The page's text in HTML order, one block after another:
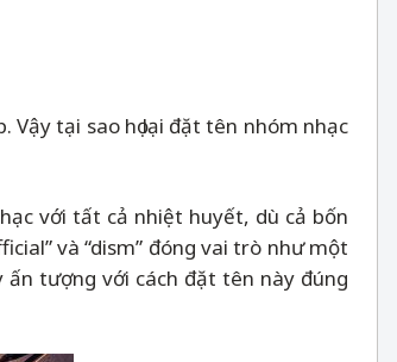
tại sao họ lại đặt tên nhóm nhạc
với tất cả nhiệt huyết, dù cả bốn
và “dism” đóng vai trò như một
tượng với cách đặt tên này đúng